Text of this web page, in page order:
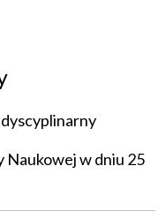
2025 r. na
Naukowej w dniu 25